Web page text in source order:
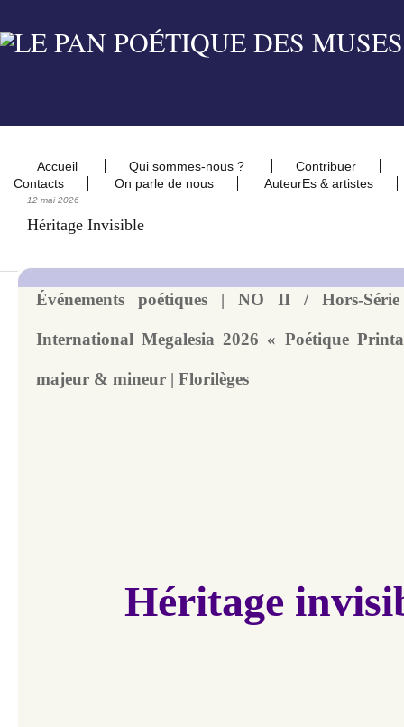
Accueil Qui sommes-nous ?
Contribuer
Contacts
On parle de nous AuteurEs & artistes
12 mai 2026
Héritage Invisible
Événements poétiques | NO II / Hors-
International Megalesia 2026 « Poétique
majeur & mineur | Florilèges
Héritage